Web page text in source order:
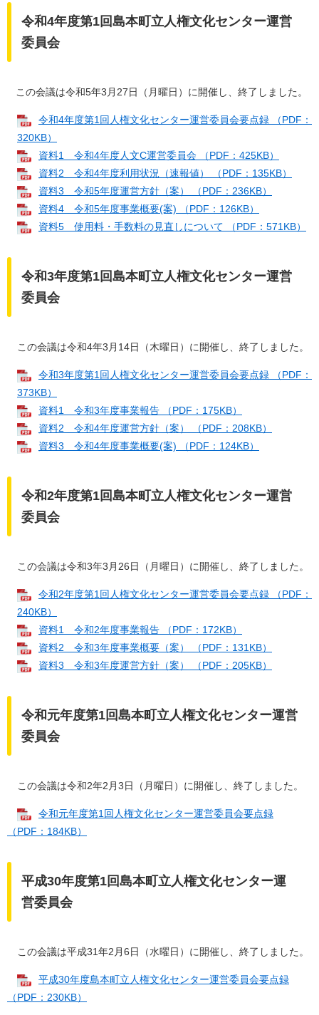
令和4年度第1回島本町立人権文化センター運営
委員会
この会議は令和5年3月27日（月曜日）に開催し、終了しました。
令和4年度第1回人権文化センター運営委員会要点録 （PDF：
320KB）
資料1 令和4年度人文C運営委員会 （PDF：425KB）
資料2 令和4年度利用状況（速報値） （PDF：135KB）
資料3 令和5年度運営方針（案） （PDF：236KB）
資料4 令和5年度事業概要(案) （PDF：126KB）
資料5 使用料・手数料の見直しについて （PDF：571KB）
令和3年度第1回島本町立人権文化センター運営
委員会
この会議は令和4年3月14日（木曜日）に開催し、終了しました。
令和3年度第1回人権文化センター運営委員会要点録 （PDF：
373KB）
資料1 令和3年度事業報告 （PDF：175KB）
資料2 令和4年度運営方針（案） （PDF：208KB）
資料3 令和4年度事業概要(案) （PDF：124KB）
令和2年度第1回島本町立人権文化センター運営
委員会
この会議は令和3年3月26日（月曜日）に開催し、終了しました。
令和2年度第1回人権文化センター運営委員会要点録 （PDF：
240KB）
資料1 令和2年度事業報告 （PDF：172KB）
資料2 令和3年度事業概要（案） （PDF：131KB）
資料3 令和3年度運営方針（案） （PDF：205KB）
令和元年度第1回島本町立人権文化センター運営
委員会
この会議は令和2年2月3日（月曜日）に開催し、終了しました。
令和元年度第1回人権文化センター運営委員会要点録
（PDF：184KB）
平成30年度第1回島本町立人権文化センター運
営委員会
この会議は平成31年2月6日（水曜日）に開催し、終了しました。
平成30年度島本町立人権文化センター運営委員会要点録
（PDF：230KB）